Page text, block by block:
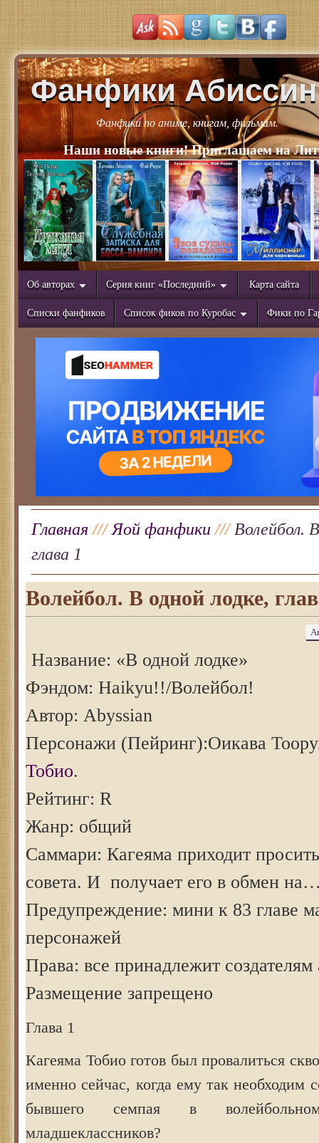
Фанфики Абиссин
Фанфики по аниме, книгам, фильмам.
Наши новые книги! Приглашаем на
Об авторах Серия книг «Последний» Карта сайта
Списки фанфиков Список фиков по Куробас Фики по
Главная ///Яой фанфики ///Волейбол.
глава 1
Волейбол. В одной лодке,
Название: «В одной лодке»
Фэндом: Haikyu!!/Волейбол!
Автор: Abyssian
Персонажи (Пейринг):Оикава
Тобио.
Рейтинг: R
Жанр: общий
Саммари: Кагеяма приходит
совета. И получает его в обмен
Предупреждение: мини к 83 главе
персонажей
Права: все принадлежит
Размещение запрещено
Глава 1
Кагеяма Тобио готов был провалиться
именно сейчас, когда ему так необходим
бывшего семпая в
младшеклассников?